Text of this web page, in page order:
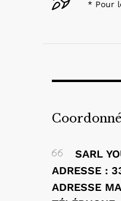
* Pour
SARL
ADRESSE :
ADRESSE